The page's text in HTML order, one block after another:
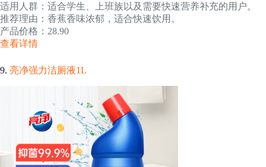
适用人群：适合学生、上班族以及需要快速营养补充的用户。
推荐理由：香蕉香味浓郁，适合快速饮用。
产品价格：28.90
查看详情
9. 亮净强力洁厕液1L